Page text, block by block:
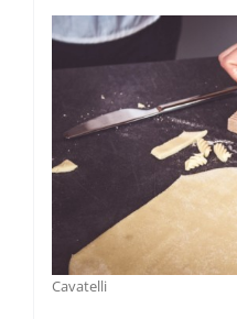
Cavatelli